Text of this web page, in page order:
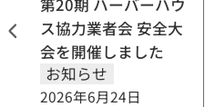
ス協力業者会 安全大
会を開催しました
2026年6月24日
お知らせ